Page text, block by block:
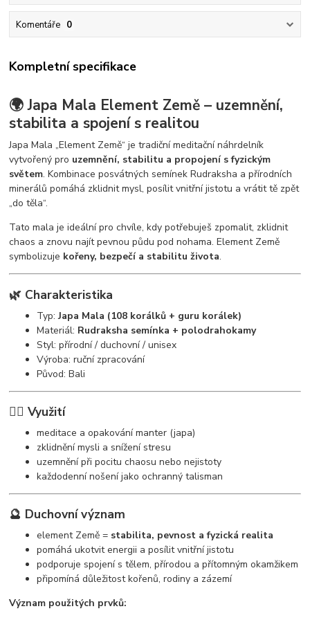
Komentáře 0
Kompletní specifikace
🌍 Japa Mala Element Země – uzemnění,
stabilita a spojení s realitou
Japa Mala „Element Země“ je tradiční meditační náhrdelník
vytvořený pro uzemnění, stabilitu a propojení s fyzickým
světem. Kombinace posvátných semínek Rudraksha a přírodních
minerálů pomáhá zklidnit mysl, posílit vnitřní jistotu a vrátit tě zpět
„do těla“.
Tato mala je ideální pro chvíle, kdy potřebuješ zpomalit, zklidnit
chaos a znovu najít pevnou půdu pod nohama. Element Země
symbolizuje kořeny, bezpečí a stabilitu života.
🌿 Charakteristika
Typ:Japa Mala (108 korálků + guru korálek)
Materiál: Rudraksha semínka + polodrahokamy
Styl: přírodní / duchovní / unisex
Výroba: ruční zpracování
Původ: Bali
🧘‍♀️ Využití
meditace a opakování manter (japa)
zklidnění mysli a snížení stresu
uzemnění při pocitu chaosu nebo nejistoty
každodenní nošení jako ochranný talisman
🔮 Duchovní význam
element Země = stabilita, pevnost a fyzická realita
pomáhá ukotvit energii a posílit vnitřní jistotu
podporuje spojení s tělem, přírodou a přítomným okamžikem
připomíná důležitost kořenů, rodiny a zázemí
Význam použitých prvků: